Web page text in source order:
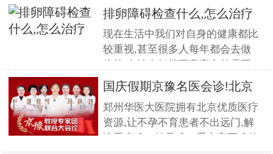
篇.对宫、腹腔镜等微创高科技技
术诊治子宫腺肌症、石女、子宫肌
瘤、女性不孕等妇科疑难杂症有一
套成熟完整的方案,深得患者好评!
排卵障碍检查什么,怎么治疗
现在生活中我们对自身的健康都比
较重视,甚至很多人每年都会去做
到医院做孕前检查,这样才能更好
的保证怀孕的诊疗率.有患者想了
解排卵障碍检查什么?怎么治疗?我
们来一起了解下. 排卵障碍检查什
国庆假期京豫名医会诊!北京
不孕
郑州华医大医院拥有北京优质医疗
资源,让不孕不育患者不出远门,解
决看病难、挂号难、看专家更难的